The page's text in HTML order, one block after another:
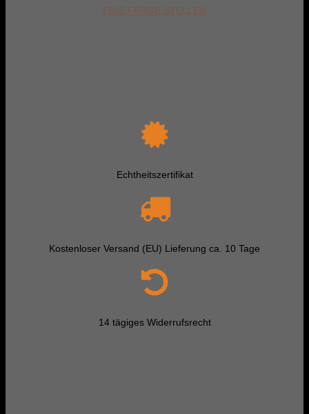
EINE FRAGE STELLEN
Echtheitszertifikat
Kostenloser Versand (EU) Lieferung ca. 10 Tage
14 tägiges Widerrufsrecht